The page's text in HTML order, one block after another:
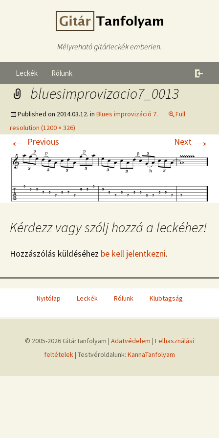
Mélyreható gitárleckék emberien.
Leckék Rólunk
bluesimprovizacio7_0013
Published on 2014.03.12. in Blues improvizáció 7.
Full
resolution (1200 × 326)
← Previous Next →
Kérdezz vagy szólj hozzá a leckéhez!
Hozzászólás küldéséhez be kell jelentkezni.
Nyitólap Leckék Rólunk Klubtagság
© 2005-2026 GitárTanfolyam | Adatvédelem | Felhasználási
feltételek| Testvéroldalunk: KannaTanfolyam